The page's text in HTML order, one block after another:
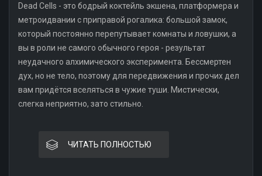
Dead Cells - это бодрый коктейль экшена, платформера и
метроидвании с приправой рогалика: большой замок,
который постоянно перепутывает комнаты и ловушки, а
вы в роли не самого обычного героя - результат
неудачного алхимического эксперимента. Бессмертен
дух, но не тело, поэтому для передвижения и прочих дел
вам придётся вселяться в чужие туши. Мистически,
слегка неприятно, зато стильно.
ЧИТАТЬ ПОЛНОСТЬЮ